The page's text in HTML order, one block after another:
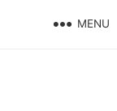
MENU